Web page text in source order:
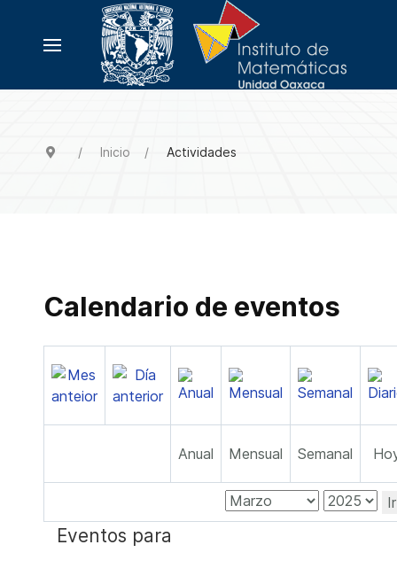
Inicio Actividades
Calendario de eventos
Anual Mensual Semanal
Eventos para